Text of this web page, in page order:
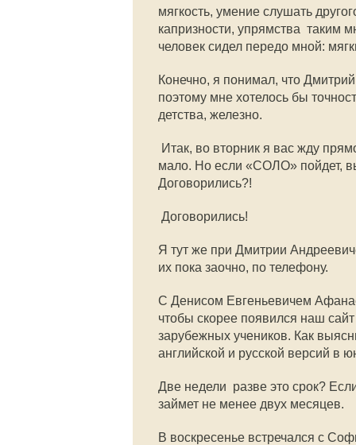
мягкость, умение слушать
капризности, упрямства  таким
человек сидел передо мной:
Конечно, я понимал, что
поэтому мне хотелось бы
детства, железно.
 Итак, во вторник я вас жду
мало. Но если «СОЛО» пойдет,
Договорились?!
 Договорились!
Я тут же при Дмитрии
их пока заочно, по телефону.
С Денисом Евгеньевичем
чтобы скорее появился наш
зарубежных учеников. Как
английской и русской версий в
Две недели  разве это срок?
займет не менее двух месяцев.
В воскресенье встречался с